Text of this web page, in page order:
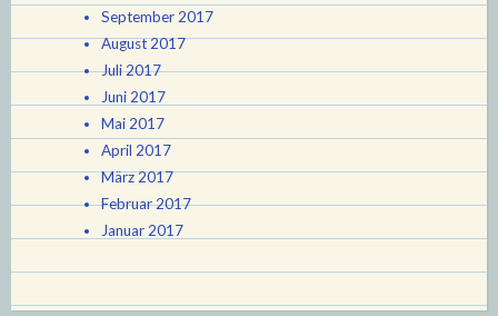
September 2017
August 2017
Juli 2017
Juni 2017
Mai 2017
April 2017
März 2017
Februar 2017
Januar 2017